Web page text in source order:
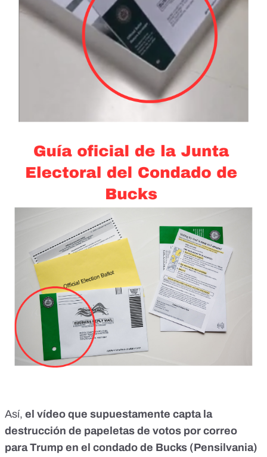
Así, el vídeo que supuestamente capta la
destrucción de papeletas de votos por correo
para Trump en el condado de Bucks (Pensilvania)